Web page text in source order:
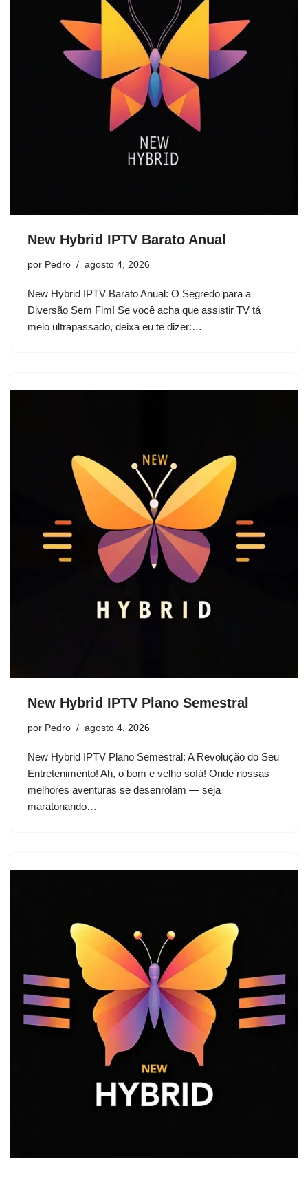
New Hybrid IPTV Barato Anual
por Pedro agosto 4, 2026
New Hybrid IPTV Barato Anual: O Segredo para a
Diversão Sem Fim! Se você acha que assistir TV tá
meio ultrapassado, deixa eu te dizer:…
New Hybrid IPTV Plano Semestral
por Pedro agosto 4, 2026
New Hybrid IPTV Plano Semestral: A Revolução do Seu
Entretenimento! Ah, o bom e velho sofá! Onde nossas
melhores aventuras se desenrolam — seja
maratonando…